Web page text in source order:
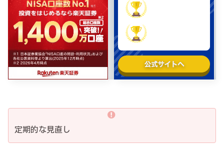
定期的な見直し